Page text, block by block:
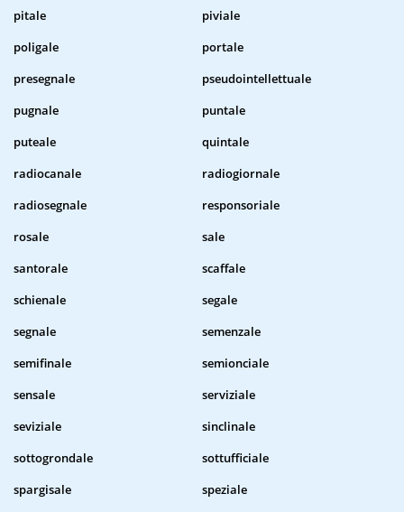
pitale
piviale
poligale
portale
presegnale
pseudointellettuale
pugnale
puntale
puteale
quintale
radiocanale
radiogiornale
radiosegnale
responsoriale
rosale
sale
santorale
scaffale
schienale
segale
segnale
semenzale
semifinale
semionciale
sensale
serviziale
seviziale
sinclinale
sottogrondale
sottufficiale
spargisale
speziale